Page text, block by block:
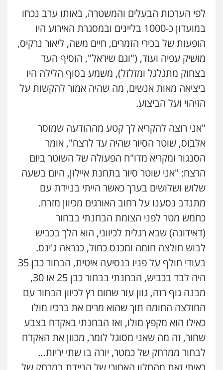
לפי הערכות הבעלים והמשטרה, באותו ערב נכחו
במועדון כ-1000 בליינים ובמסגרת האירוע היו
הופעות של בכירי הזמרים, חיים משה, ליאור נרקיס,
מושיק עפיה ועוד, ("וגם שיראל", הוסיף העד
בצחוק מתגלגל ומזלזל), משמע בסוף הלילה היו
ביציאה מאות אנשים, מה שהיה אמור להקשות על
הזיהוי ועל הביצוע.
"אני רוצה להקריא לך קטע מההודעה שמוסר
אלבוס, שוטר הסיור שהיה עד לרצח", אומר
הסנגור ומקריא מדו"ח הפעולה של השוטר ביום
הרצח: "אני שוטר סיור בתחנת איילון, היום בשעה
שלוש ושלושים בערך כאשר הייתי בניידת עם
מתנדב נסענו על רחוב האורגים מכיוון מזרח.
כחמש מטר לפני הצומת הבחנתי בבחור
(דאידונה) שבא רגלית לכיווני, הוא הלך בכביש
לבוש חולצה חומה ומכנס כחול, כנראה ג'ינס.
בעודי חולף על פניו בנסיעה איטית, הבחור כבן 35
היה לבד בכביש, הבחנתי בבחור כבן 25 או 30,
מבנה גוף רזה, גוון עור שחום רץ לכיוון הבחור עם
החולצה החומה תוך שהוא מרים את ברכיו מולו
כאילו הוא מקפץ מולו, ואז הבחנתי באקדח בצבע
שחור, זה מה שאני מסוגל לומר, מכוון את האקדח
לבחור ממרחק של כמטר, יורה בו שתי יריות…
ראיתי זאת מהחלון האחורי של הניידת במרחק של